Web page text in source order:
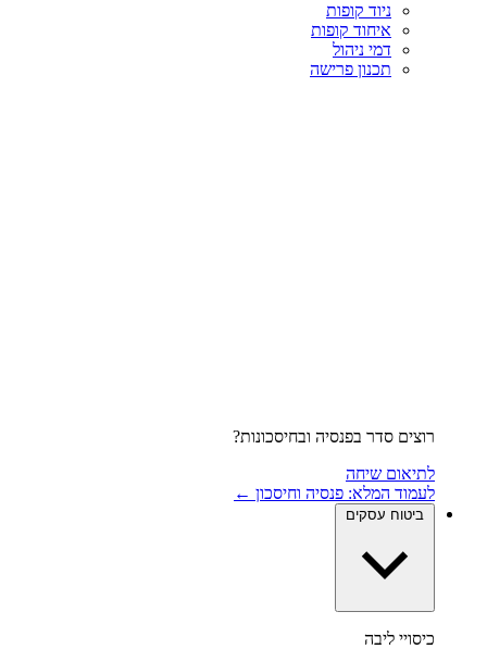
ניוד קופות
איחוד קופות
דמי ניהול
תכנון פרישה
רוצים סדר בפנסיה ובחיסכונות?
לתיאום שיחה
לעמוד המלא: פנסיה וחיסכון ←
ביטוח עסקים
כיסויי ליבה